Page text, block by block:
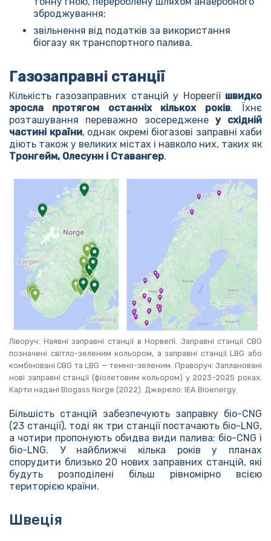
зброджування;
звільнення від податків за використання
біогазу як транспортного палива.
Газозаправні станції
Кількість газозаправних станцій у Норвегії швидко
зросла протягом останніх кількох років. Їхнє
розташування переважно зосереджене у східній
частині країни, однак окремі біогазові заправні хаби
діють також у великих містах і навколо них, таких як
Тронгейм, Олесунн і Ставангер.
Ліворуч: Наявні заправні станції в Норвегії. Заправні станції CBG
позначені світло-зеленим кольором, а заправні станції LBG або
комбіновані CBG та LBG — темно-зеленим. Праворуч: Заплановані
нові заправні станції (фіолетовим кольором) у 2023–2025 роках.
Карти надані Biogass Norge (2022). Джерело: IEA Bioenergy.
Більшість станцій забезпечують заправку біо-CNG
(23 станції), тоді як три станції постачають біо-LNG,
а чотири пропонують обидва види палива: біо-CNG і
біо-LNG. У найближчі кілька років у планах
спорудити близько 20 нових заправних станцій, які
будуть розподілені більш рівномірно всією
територією країни.
Швеція